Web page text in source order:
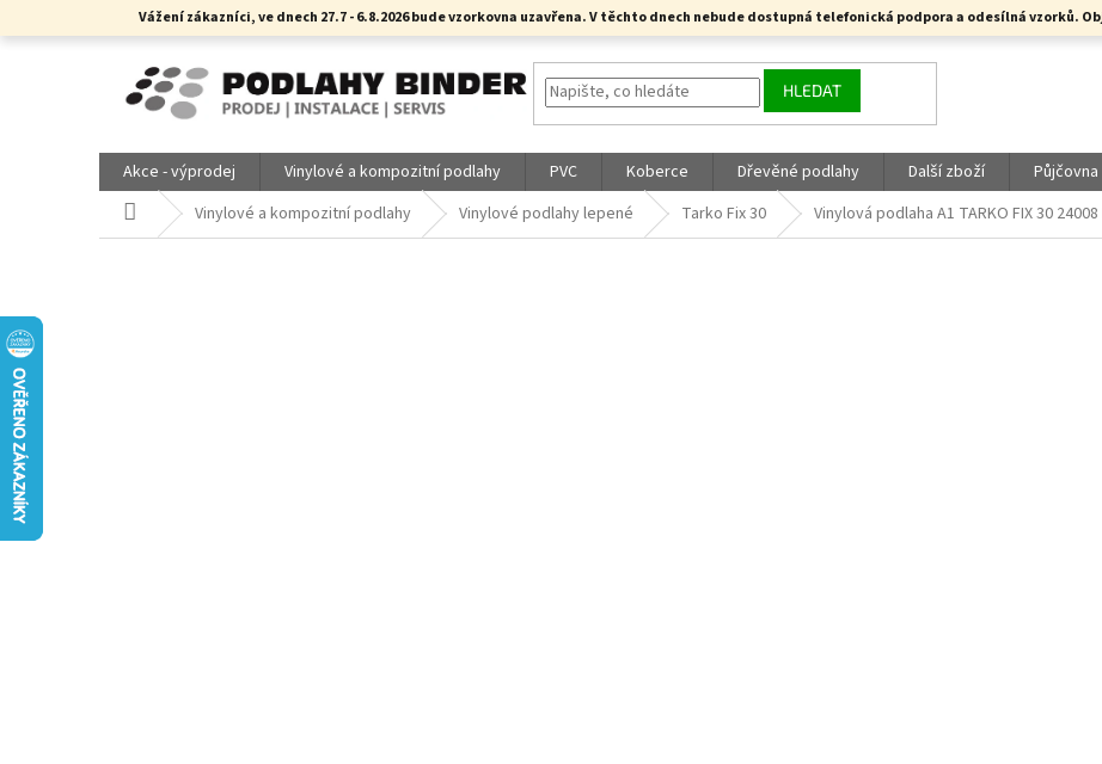
na
Vážení zákazníci, ve dnech 27.7 - 6.8.2026 bude vzorkovna uzavřena. V těchto dnech nebude dostupná telefonická podpora a odesílná vzorků.
HLEDAT
Akce - výprodej Vinylové a kompozitní podlahy PVC Koberce Dřevěné podlahy Další zboží Půjčovna
Domů Vinylové a kompozitní podlahy Vinylové podlahy lepené Tarko Fix 30 Vinylová podlaha A1 TARKO FIX 30